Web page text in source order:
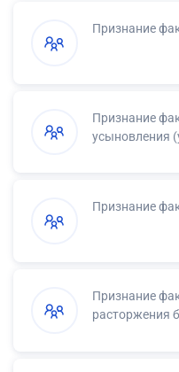
Признание
Признание
усыновления
Признание
Признание
расторжения